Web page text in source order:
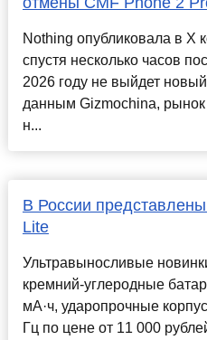
Nothing опубликовала в X
спустя несколько часов
2026 году не выйдет
данным Gizmochina, рынок
н...
В России
Lite
Ультравыносливые
кремний-углеродные
мА·ч, ударопрочные
Гц по цене от 11 000